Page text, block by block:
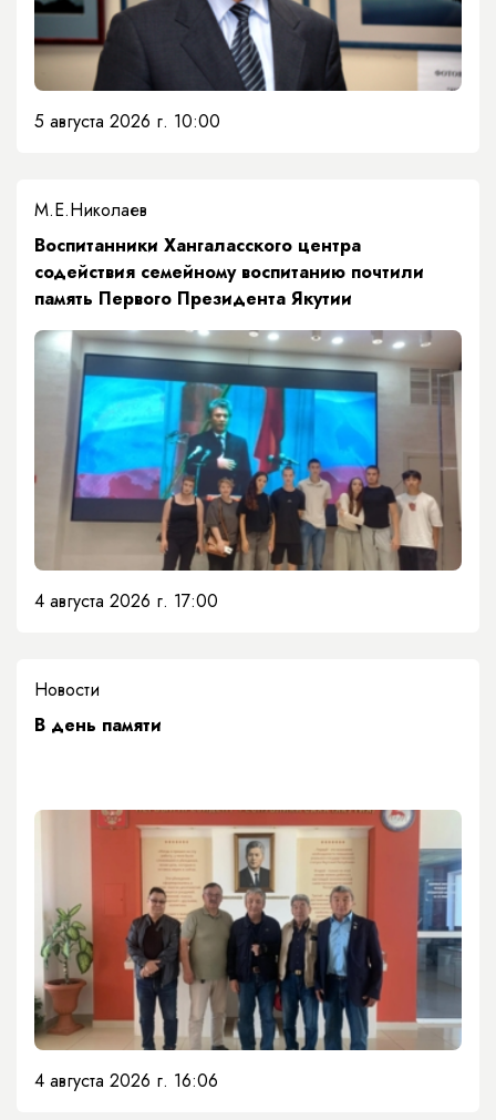
5 августа 2026 г. 10:00
М.Е.Николаев
​Воспитанники Хангаласского центра
содействия семейному воспитанию почтили
память Первого Президента Якутии
4 августа 2026 г. 17:00
Новости
​В день памяти
4 августа 2026 г. 16:06